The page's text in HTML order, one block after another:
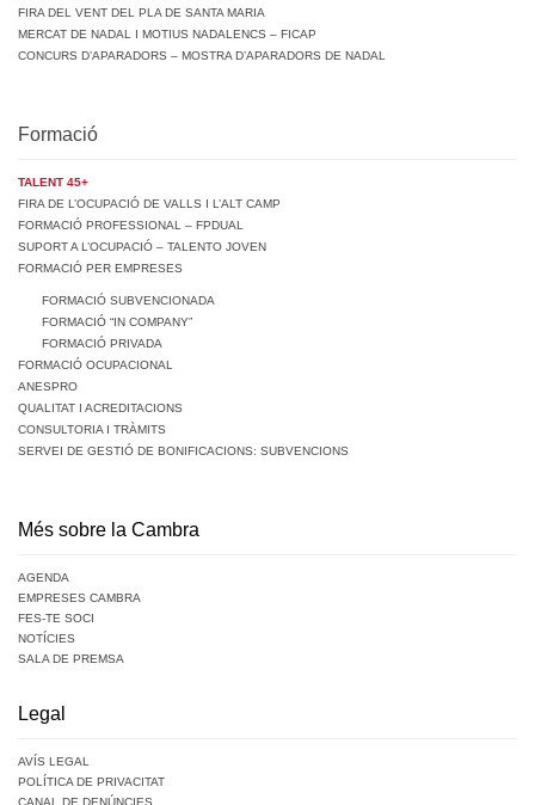
FIRA DEL VENT DEL PLA DE SANTA MARIA
MERCAT DE NADAL I MOTIUS NADALENCS – FICAP
CONCURS D’APARADORS – MOSTRA D’APARADORS DE NADAL
Formació
TALENT 45+
FIRA DE L’OCUPACIÓ DE VALLS I L’ALT CAMP
FORMACIÓ PROFESSIONAL – FPDUAL
SUPORT A L’OCUPACIÓ – TALENTO JOVEN
FORMACIÓ PER EMPRESES
FORMACIÓ SUBVENCIONADA
FORMACIÓ “IN COMPANY”
FORMACIÓ PRIVADA
FORMACIÓ OCUPACIONAL
ANESPRO
QUALITAT I ACREDITACIONS
CONSULTORIA I TRÀMITS
SERVEI DE GESTIÓ DE BONIFICACIONS: SUBVENCIONS
Més sobre la Cambra
AGENDA
EMPRESES CAMBRA
FES-TE SOCI
NOTÍCIES
SALA DE PREMSA
Legal
AVÍS LEGAL
POLÍTICA DE PRIVACITAT
CANAL DE DENÚNCIES